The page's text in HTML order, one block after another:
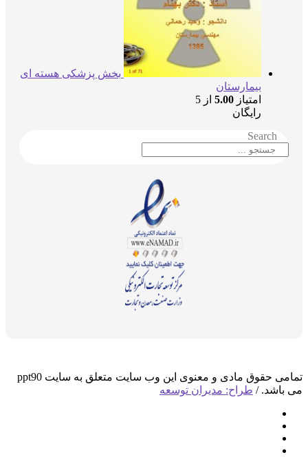
بخش پزشکی هسته ای
بیمارستان
امتیاز 5.00 از 5
رایگان
Search
تمامی حقوق مادی و معنوی این وب سایت متعلق به سایت ppt90
می باشد. / طراح: مدیران توسعه